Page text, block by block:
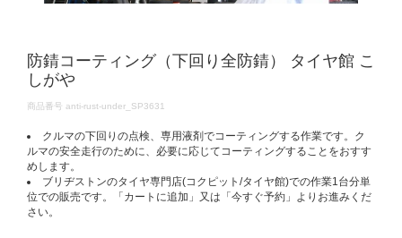
防錆コーティング（下回り全防錆） タイヤ館 こ
しがや
DETAILS
商品番号 anti-rust-under_SP3631
クルマの下回りの点検、専用液剤でコーティングする作業です。ク
ルマの安全走行のために、必要に応じてコーティングすることをおすす
めします。
ブリヂストンのタイヤ専門店(コクピット/タイヤ館)での作業1台分単
位での販売です。「カートに追加」又は「今すぐ予約」よりお進みくだ
さい。